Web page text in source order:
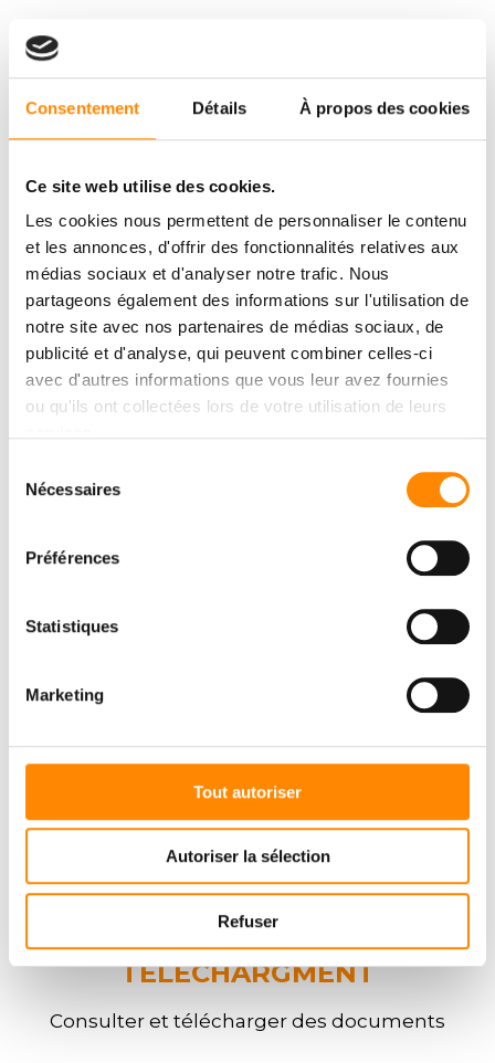
Consentement Détails À propos des cookies
Ce site web utilise des cookies.
Les cookies nous permettent de personnaliser le contenu
et les annonces, d'offrir des fonctionnalités relatives aux
médias sociaux et d'analyser notre trafic. Nous
partageons également des informations sur l'utilisation de
notre site avec nos partenaires de médias sociaux, de
publicité et d'analyse, qui peuvent combiner celles-ci
avec d'autres informations que vous leur avez fournies
ou qu'ils ont collectées lors de votre utilisation de leurs
Nécessaires
Préférences
Statistiques
Marketing
Tout autoriser
Autoriser la sélection
Refuser
CENTRE DE
TÉLÉCHARGMENT
Consulter et télécharger des documents